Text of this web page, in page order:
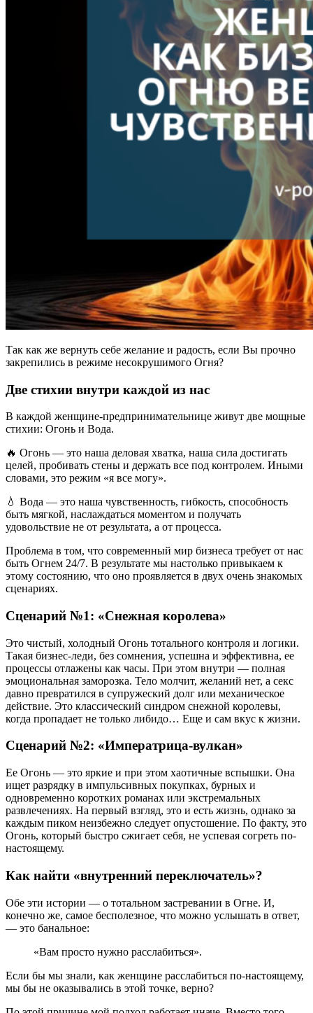
Так как же вернуть себе желание и радость, если Вы прочно
закрепились в режиме несокрушимого Огня?
Две стихии внутри каждой из нас
В каждой женщине-предпринимательнице живут две мощные
стихии: Огонь и Вода.
🔥 Огонь — это наша деловая хватка, наша сила достигать
целей, пробивать стены и держать все под контролем. Иными
словами, это режим «я все могу».
💧 Вода — это наша чувственность, гибкость, способность
быть мягкой, наслаждаться моментом и получать
удовольствие не от результата, а от процесса.
Проблема в том, что современный мир бизнеса требует от нас
быть Огнем 24/7. В результате мы настолько привыкаем к
этому состоянию, что оно проявляется в двух очень знакомых
сценариях.
Сценарий №1: «Снежная королева»
Это чистый, холодный Огонь тотального контроля и логики.
Такая бизнес-леди, без сомнения, успешна и эффективна, ее
процессы отлажены как часы. При этом внутри — полная
эмоциональная заморозка. Тело молчит, желаний нет, а секс
давно превратился в супружеский долг или механическое
действие. Это классический синдром снежной королевы,
когда пропадает не только либидо… Еще и сам вкус к жизни.
Сценарий №2: «Императрица-вулкан»
Ее Огонь — это яркие и при этом хаотичные вспышки. Она
ищет разрядку в импульсивных покупках, бурных и
одновременно коротких романах или экстремальных
развлечениях. На первый взгляд, это и есть жизнь, однако за
каждым пиком неизбежно следует опустошение. По факту, это
Огонь, который быстро сжигает себя, не успевая согреть по-
настоящему.
Как найти «внутренний переключатель»?
Обе эти истории — о тотальном застревании в Огне. И,
конечно же, самое бесполезное, что можно услышать в ответ,
— это банальное:
«Вам просто нужно расслабиться».
Если бы мы знали, как женщине расслабиться по-настоящему,
мы бы не оказывались в этой точке, верно?